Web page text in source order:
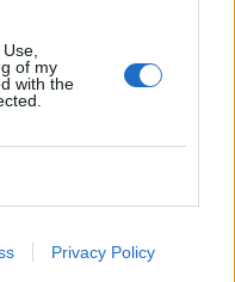
of my
with the
Privacy Policy